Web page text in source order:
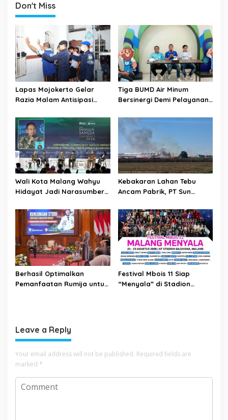
i
g
a
t
i
o
n
Don't Miss
Lapas Mojokerto Gelar
Razia Malam Antisipasi
Tiga BUMD Air Minum
Bersinergi Demi Pelayanan
Raya
Wali Kota Malang Wahyu
Hidayat Jadi Narasumber
Conference 2026
Kebakaran Lahan Tebu
Ancam Pabrik, PT Sun
Aman dan Nihil Korban
Berhasil Optimalkan
Pemanfaatan Rumija untuk
Festival Mbois 11 Siap
“Menyala” di Stadion
Leave a Reply
Your email address will not be published. Required fields are
marked *